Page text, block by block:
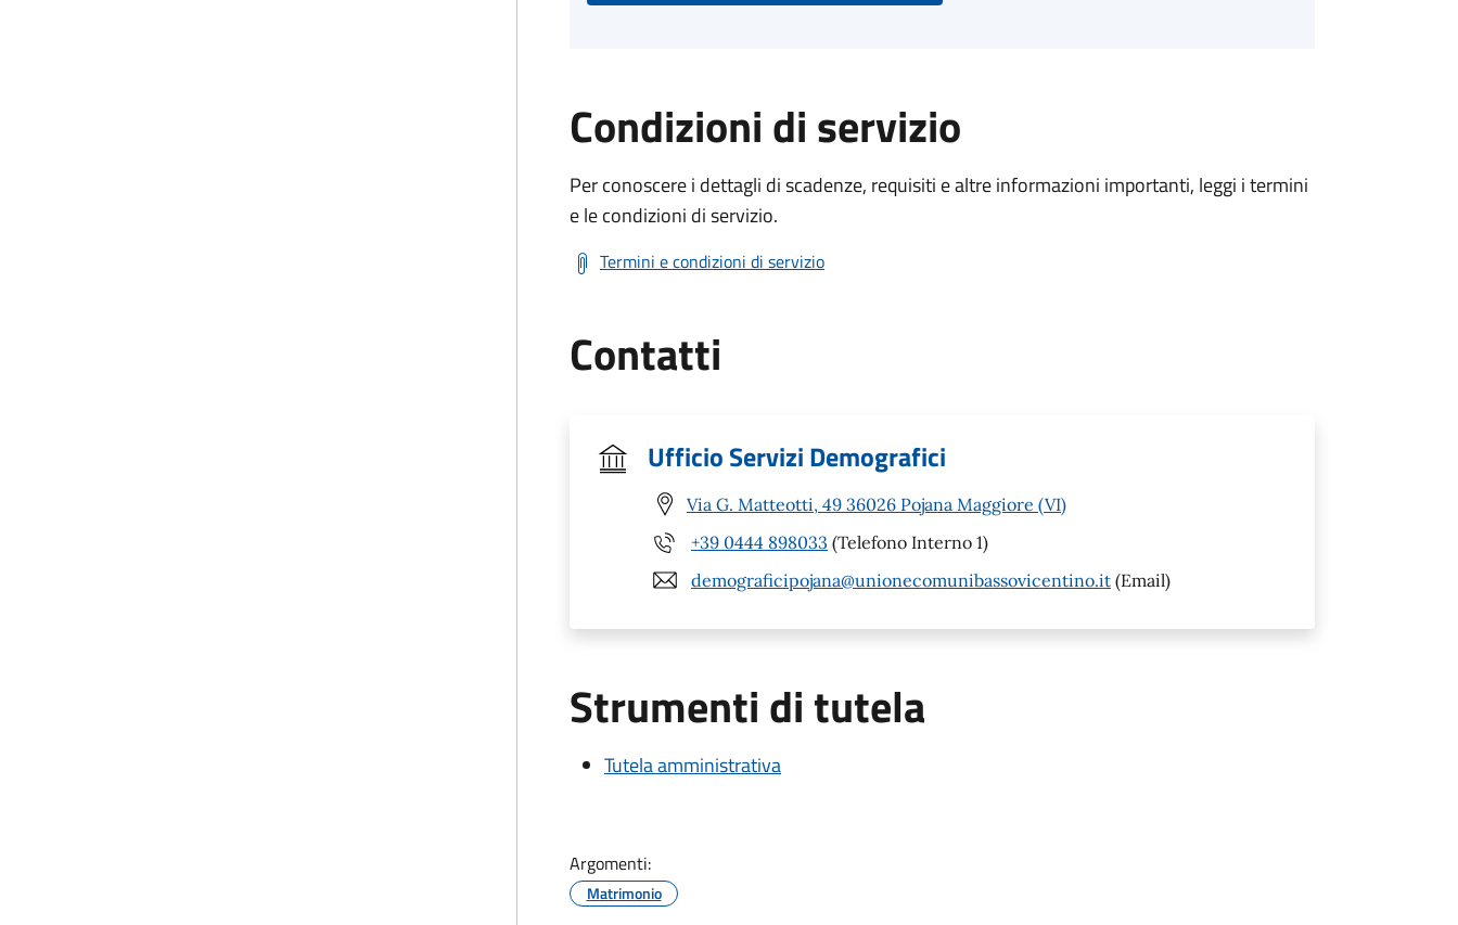
Condizioni di servizio
Per conoscere i dettagli di scadenze, requisiti e altre informazioni importanti, leggi i termini
e le condizioni di servizio.
Termini e condizioni di servizio
Contatti
Ufficio Servizi Demografici
Via G. Matteotti, 49 36026 Pojana Maggiore (VI)
+39 0444 898033 (Telefono Interno 1)
demograficipojana@unionecomunibassovicentino.it (Email)
Strumenti di tutela
Tutela amministrativa
Argomenti:
Matrimonio